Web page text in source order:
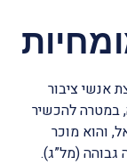
על ידי קבוצת אנשי ציבור
במטרה להכשיר
והוא מוכר
גבוהה (מל”ג).